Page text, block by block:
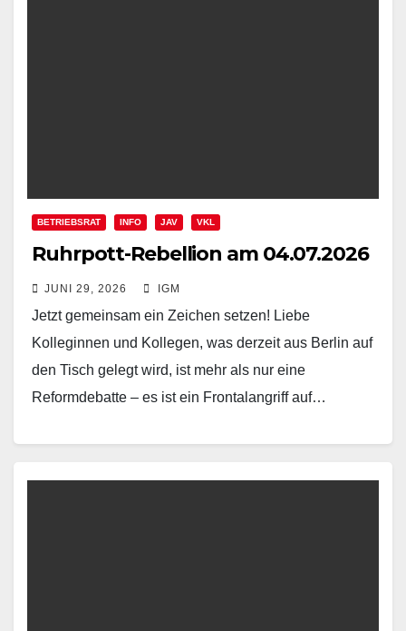
BETRIEBSRAT INFO JAV VKL
Ruhrpott-Rebellion am 04.07.2026
JUNI 29, 2026 IGM
Jetzt gemeinsam ein Zeichen setzen! Liebe
Kolleginnen und Kollegen, was derzeit aus Berlin auf
den Tisch gelegt wird, ist mehr als nur eine
Reformdebatte – es ist ein Frontalangriff auf…